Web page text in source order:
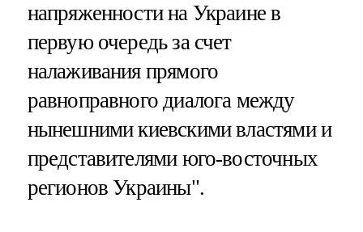
напряженности на Украине в
первую очередь за счет
налаживания прямого
равноправного диалога между
нынешними киевскими властями и
представителями юго-восточных
регионов Украины".